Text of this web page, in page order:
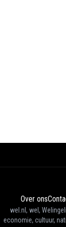
Over ons
wel.nl, wel,
economie, cultuur,